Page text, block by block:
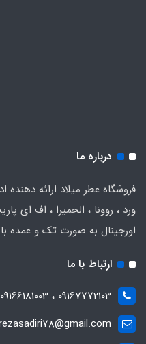
درباره ما
فروشگاه عطر میلاد ارائه
ورد ، روونا ، الحمیرا ، اف ای
اورجینال به صورت تک و عمده
ارتباط با ما
09167772103 ، 09166181003